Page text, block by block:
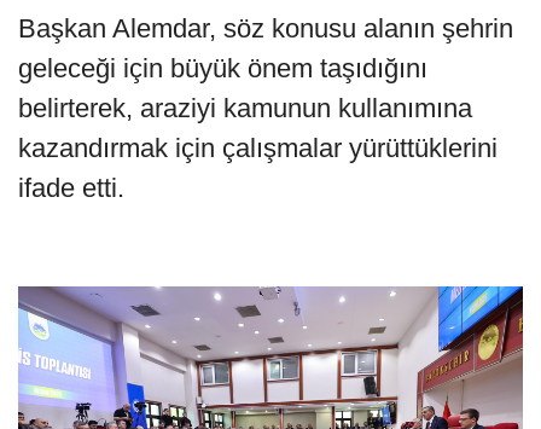
Başkan Alemdar, söz konusu alanın şehrin
geleceği için büyük önem taşıdığını
belirterek, araziyi kamunun kullanımına
kazandırmak için çalışmalar yürüttüklerini
ifade etti.